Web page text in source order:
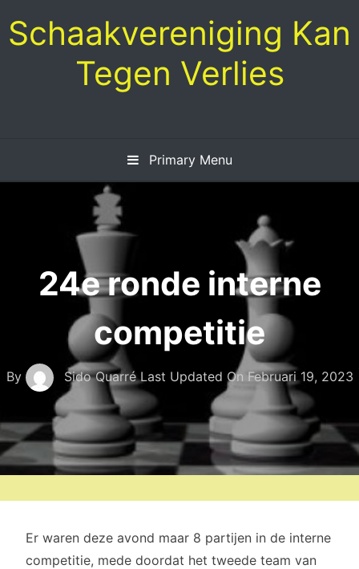
to
content
Schaakvereniging Kan
Tegen Verlies
Primary Menu
24e ronde interne
competitie
By Sido QuarréLast Updated On Februari 19, 2023
Er waren deze avond maar 8 partijen in de interne
competitie, mede doordat het tweede team van